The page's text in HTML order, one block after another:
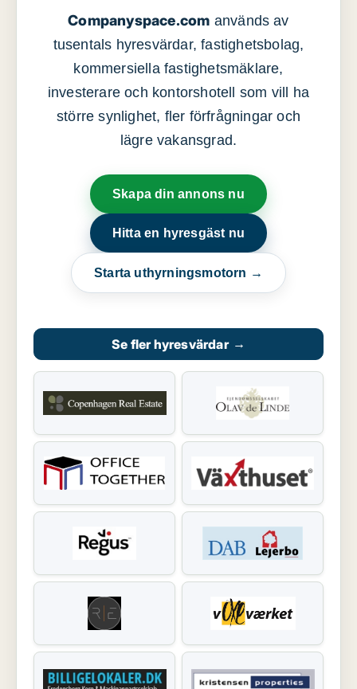
Companyspace.com används av
tusentals hyresvärdar, fastighetsbolag,
kommersiella fastighetsmäklare,
investerare och kontorshotell som vill ha
större synlighet, fler förfrågningar och
lägre vakansgrad.
Skapa din annons nu
Hitta en hyresgäst nu
Starta uthyrningsmotorn →
Se fler hyresvärdar →